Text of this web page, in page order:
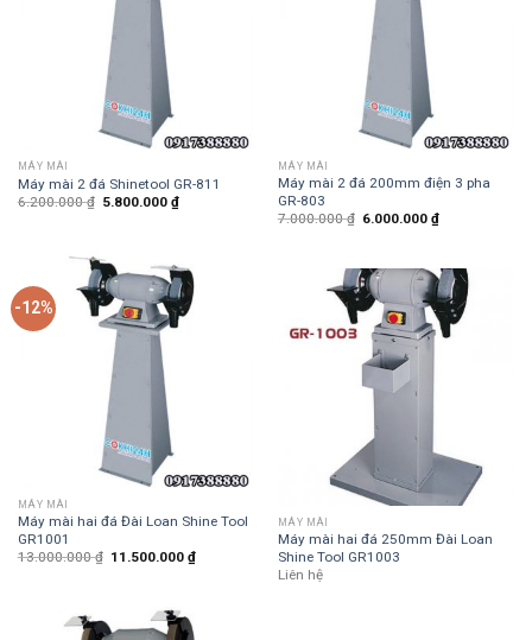
MÁY MÀI
Máy mài 2 đá Shinetool GR-811
6.200.000₫ 5.800.000₫
MÁY MÀI
Máy mài 2 đá 200mm điện 3 pha
GR-803
7.000.000₫ 6.000.000₫
-12%
MÁY MÀI
Máy mài hai đá Đài Loan Shine Tool
GR1001
13.000.000₫ 11.500.000₫
MÁY MÀI
Máy mài hai đá 250mm Đài Loan
Shine Tool GR1003
Liên hệ